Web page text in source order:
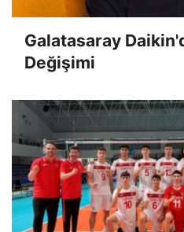
Galatasaray
Değişimi